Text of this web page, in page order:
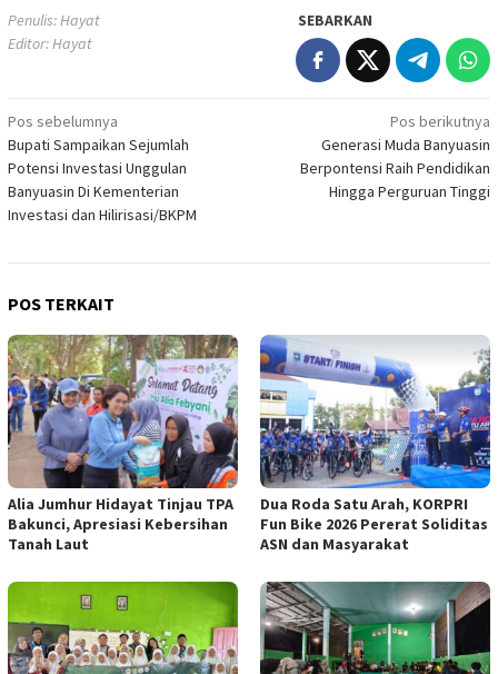
Penulis: Hayat
Editor: Hayat
SEBARKAN
Navigasi
pos
Pos sebelumnya
Bupati Sampaikan Sejumlah
Potensi Investasi Unggulan
Banyuasin Di Kementerian
Investasi dan Hilirisasi/BKPM
Pos berikutnya
Generasi Muda Banyuasin
Berpontensi Raih Pendidikan
Hingga Perguruan Tinggi
POS TERKAIT
Alia Jumhur Hidayat Tinjau TPA
Bakunci, Apresiasi Kebersihan
Tanah Laut
Dua Roda Satu Arah, KORPRI
Fun Bike 2026 Pererat Soliditas
ASN dan Masyarakat